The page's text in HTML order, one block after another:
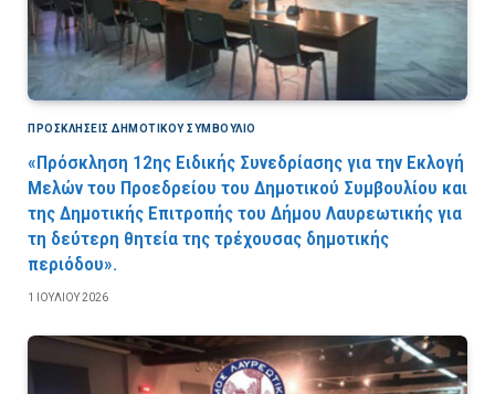
ΠΡΟΣΚΛΉΣΕΙΣ ΔΗΜΟΤΙΚΟΎ ΣΥΜΒΟΎΛΙΟ
«Πρόσκληση 12ης Ειδικής Συνεδρίασης για την Εκλογή
Μελών του Προεδρείου του Δημοτικού Συμβουλίου και
της Δημοτικής Επιτροπής του Δήμου Λαυρεωτικής για
τη δεύτερη θητεία της τρέχουσας δημοτικής
περιόδου».
1 ΙΟΥΛΊΟΥ 2026